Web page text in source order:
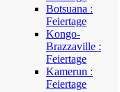
Botsuana :
Feiertage
Kongo-
Brazzaville :
Feiertage
Kamerun :
Feiertage